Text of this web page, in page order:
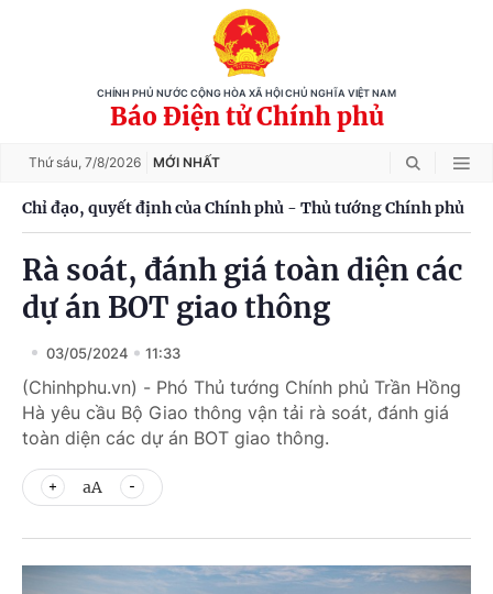
CHÍNH PHỦ NƯỚC CỘNG HÒA XÃ HỘI CHỦ NGHĨA VIỆT NAM
Báo Điện tử Chính phủ
Thứ sáu, 7/8/2026 MỚI NHẤT
Chỉ đạo, quyết định của Chính phủ - Thủ tướng Chính phủ
Rà soát, đánh giá toàn diện các
dự án BOT giao thông
03/05/2024 11:33
(Chinhphu.vn) - Phó Thủ tướng Chính phủ Trần Hồng
Hà yêu cầu Bộ Giao thông vận tải rà soát, đánh giá
toàn diện các dự án BOT giao thông.
aA